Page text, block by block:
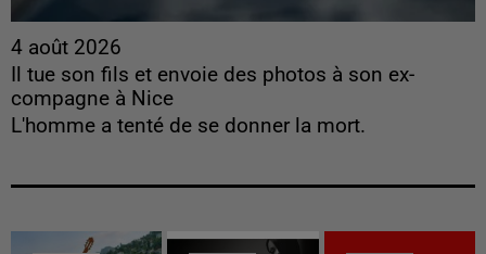
4 août 2026
Il tue son fils et envoie des photos à son ex-
compagne à Nice
L'homme a tenté de se donner la mort.